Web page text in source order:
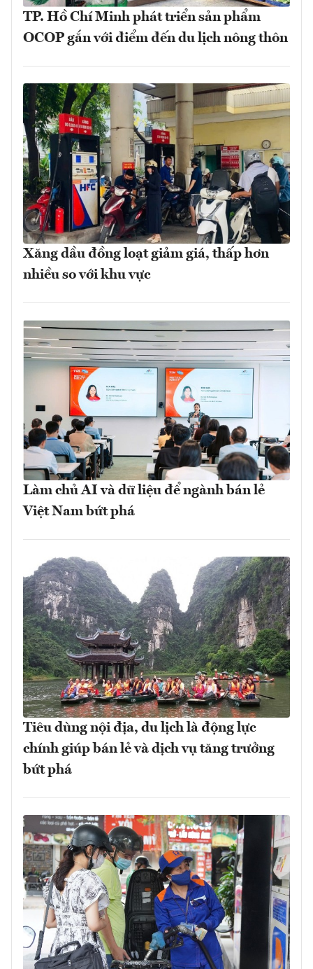
TP. Hồ Chí Minh phát triển sản phẩm
OCOP gắn với điểm đến du lịch nông thôn
Xăng dầu đồng loạt giảm giá, thấp hơn
nhiều so với khu vực
Làm chủ AI và dữ liệu để ngành bán lẻ
Việt Nam bứt phá
Tiêu dùng nội địa, du lịch là động lực
chính giúp bán lẻ và dịch vụ tăng trưởng
bứt phá